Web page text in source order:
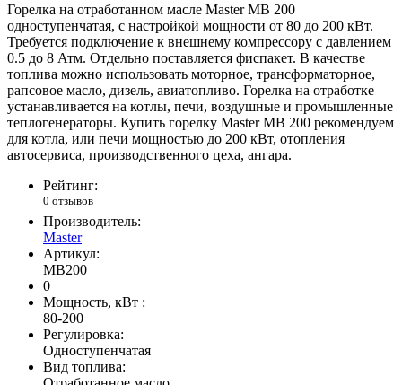
Горелка на отработанном масле Master MB 200
одноступенчатая, с настройкой мощности от 80 до 200 кВт.
Требуется подключение к внешнему компрессору с давлением
0.5 до 8 Атм. Отдельно поставляется фиспакет. В качестве
топлива можно использовать моторное, трансформаторное,
рапсовое масло, дизель, авиатопливо. Горелка на отработке
устанавливается на котлы, печи, воздушные и промышленные
теплогенераторы. Купить горелку Master MB 200 рекомендуем
для котла, или печи мощностью до 200 кВт, отопления
автосервиса, производственного цеха, ангара.
Рейтинг:
0 отзывов
Производитель:
Master
Артикул:
MB200
0
Мощность, кВт :
80-200
Регулировка:
Одноступенчатая
Вид топлива: